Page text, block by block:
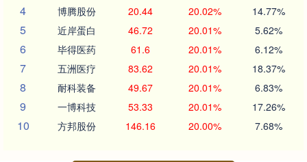
4 博腾股份 20.44 20.02% 14.77%
5 近岸蛋白 46.72 20.01% 5.62%
6 毕得医药 61.6 20.01% 6.12%
7 五洲医疗 83.62 20.01% 18.37%
8 耐科装备 49.67 20.01% 6.83%
9 一博科技 53.33 20.01% 17.26%
10 方邦股份 146.16 20.00% 7.68%